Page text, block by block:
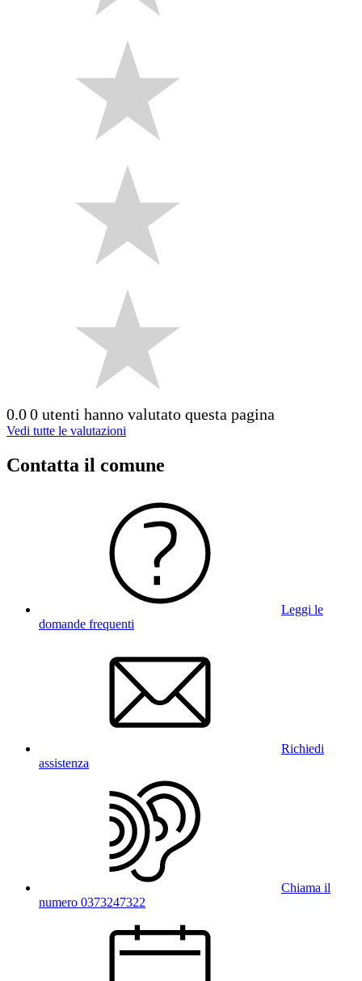
0.00 utenti hanno valutato questa pagina
Vedi tutte le valutazioni
Contatta il comune
Leggi le
domande frequenti
Richiedi
assistenza
Chiama il
numero 0373247322